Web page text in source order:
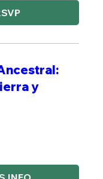
y